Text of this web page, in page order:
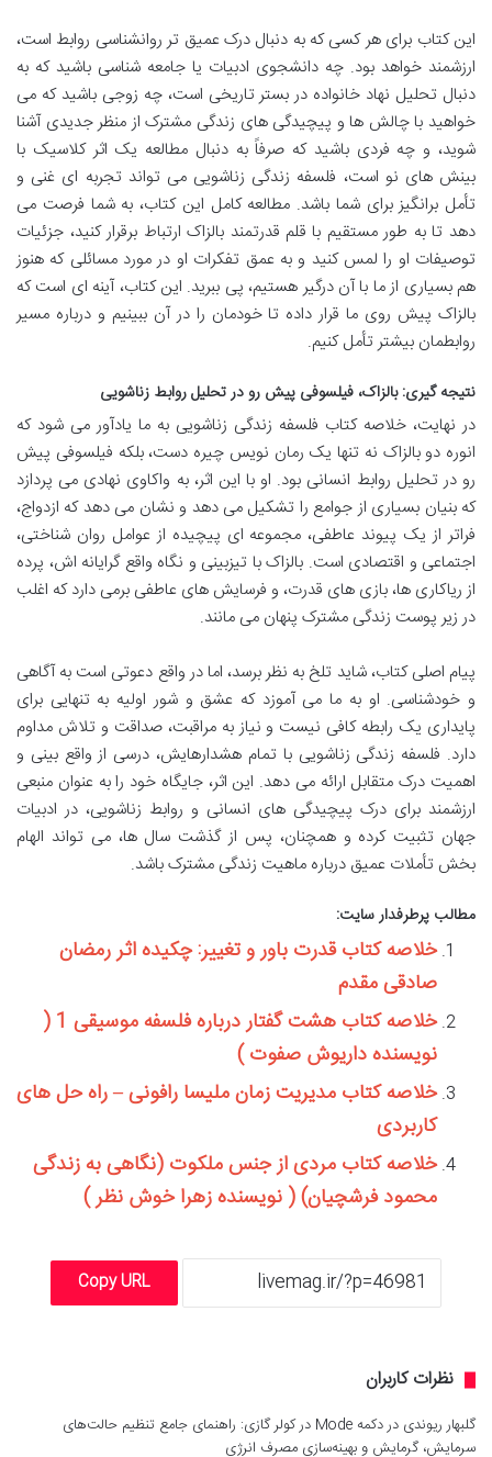
این کتاب برای هر کسی که به دنبال درک عمیق تر روانشناسی روابط است،
ارزشمند خواهد بود. چه دانشجوی ادبیات یا جامعه شناسی باشید که به
دنبال تحلیل نهاد خانواده در بستر تاریخی است، چه زوجی باشید که می
خواهید با چالش ها و پیچیدگی های زندگی مشترک از منظر جدیدی آشنا
شوید، و چه فردی باشید که صرفاً به دنبال مطالعه یک اثر کلاسیک با
بینش های نو است، فلسفه زندگی زناشویی می تواند تجربه ای غنی و
تأمل برانگیز برای شما باشد. مطالعه کامل این کتاب، به شما فرصت می
دهد تا به طور مستقیم با قلم قدرتمند بالزاک ارتباط برقرار کنید، جزئیات
توصیفات او را لمس کنید و به عمق تفکرات او در مورد مسائلی که هنوز
هم بسیاری از ما با آن درگیر هستیم، پی ببرید. این کتاب، آینه ای است که
بالزاک پیش روی ما قرار داده تا خودمان را در آن ببینیم و درباره مسیر
روابطمان بیشتر تأمل کنیم.
نتیجه گیری: بالزاک، فیلسوفی پیش رو در تحلیل روابط زناشویی
در نهایت، خلاصه کتاب فلسفه زندگی زناشویی به ما یادآور می شود که
انوره دو بالزاک نه تنها یک رمان نویس چیره دست، بلکه فیلسوفی پیش
رو در تحلیل روابط انسانی بود. او با این اثر، به واکاوی نهادی می پردازد
که بنیان بسیاری از جوامع را تشکیل می دهد و نشان می دهد که ازدواج،
فراتر از یک پیوند عاطفی، مجموعه ای پیچیده از عوامل روان شناختی،
اجتماعی و اقتصادی است. بالزاک با تیزبینی و نگاه واقع گرایانه اش، پرده
از ریاکاری ها، بازی های قدرت، و فرسایش های عاطفی برمی دارد که اغلب
در زیر پوست زندگی مشترک پنهان می مانند.
پیام اصلی کتاب، شاید تلخ به نظر برسد، اما در واقع دعوتی است به آگاهی
و خودشناسی. او به ما می آموزد که عشق و شور اولیه به تنهایی برای
پایداری یک رابطه کافی نیست و نیاز به مراقبت، صداقت و تلاش مداوم
دارد. فلسفه زندگی زناشویی با تمام هشدارهایش، درسی از واقع بینی و
اهمیت درک متقابل ارائه می دهد. این اثر، جایگاه خود را به عنوان منبعی
ارزشمند برای درک پیچیدگی های انسانی و روابط زناشویی، در ادبیات
جهان تثبیت کرده و همچنان، پس از گذشت سال ها، می تواند الهام
بخش تأملات عمیق درباره ماهیت زندگی مشترک باشد.
مطالب پرطرفدار سایت:
خلاصه کتاب قدرت باور و تغییر: چکیده اثر رمضان
صادقی مقدم
خلاصه کتاب هشت گفتار درباره فلسفه موسیقی 1 (
نویسنده داریوش صفوت )
خلاصه کتاب مدیریت زمان ملیسا رافونی – راه حل های
کاربردی
خلاصه کتاب مردی از جنس ملکوت (نگاهی به زندگی
محمود فرشچیان) ( نویسنده زهرا خوش نظر )
Copy URL
نظرات کاربران
گلبهار ریوندی در
دکمه Mode در کولر گازی: راهنمای جامع تنظیم حالت‌های
سرمایش، گرمایش و بهینه‌سازی مصرف انرژی